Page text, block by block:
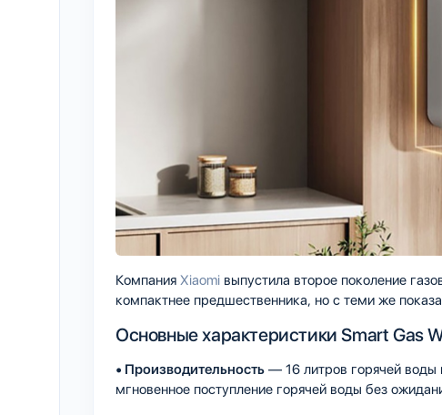
Компания Xiaomi выпустила второе поколение
компактнее предшественника, но с теми же
Основные характеристики Smart Gas
• Производительность — 16 литров горячей воды
мгновенное поступление горячей воды без